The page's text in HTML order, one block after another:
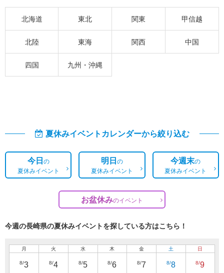
北海道 東北 関東 甲信越
北陸 東海 関西 中国
四国 九州・沖縄
夏休みイベントカレンダーから絞り込む
今日の
夏休みイベント
明日の
夏休みイベント
今週末の
夏休みイベント
お盆休みのイベント
今週の長崎県の夏休みイベントを探している方はこちら！
月
8/3
火
8/4
水
8/5
木
8/6
金
8/7
土
8/8
日
8/9